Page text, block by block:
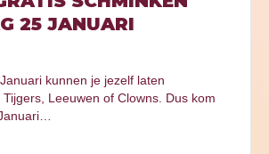
25 JANUARI
kunnen je jezelf laten
Leeuwen of Clowns. Dus kom